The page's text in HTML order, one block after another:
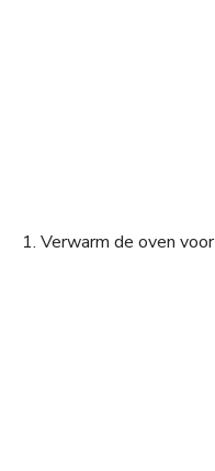
1. Verwarm de oven